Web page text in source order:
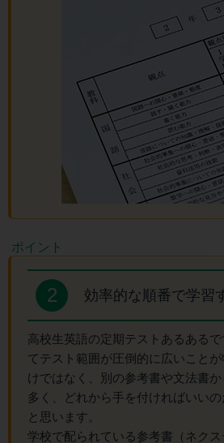
2 効率的な順番で学習
高校生英語の定期テストあるある
てテスト範囲が圧倒的に広いこと
けではなく、別の参考書や文法書
多く、どれから手を付ければいい
と思います。
学校で配られている参考書（ネク